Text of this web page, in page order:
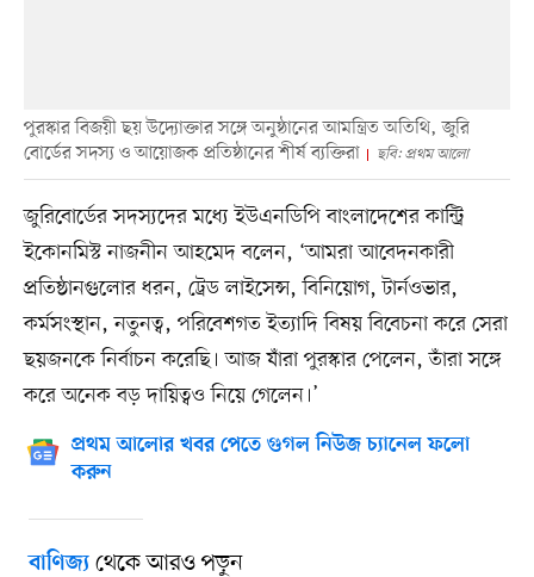
পুরস্কার বিজয়ী ছয় উদ্যোক্তার সঙ্গে অনুষ্ঠানের আমন্ত্রিত অতিথি, জুরি
বোর্ডের সদস্য ও আয়োজক প্রতিষ্ঠানের শীর্ষ ব্যক্তিরা
ছবি: প্রথম আলো
জুরিবোর্ডের সদস্যদের মধ্যে ইউএনডিপি বাংলাদেশের কান্ট্রি
ইকোনমিস্ট নাজনীন আহমেদ বলেন, ‘আমরা আবেদনকারী
প্রতিষ্ঠানগুলোর ধরন, ট্রেড লাইসেন্স, বিনিয়োগ, টার্নওভার,
কর্মসংস্থান, নতুনত্ব, পরিবেশগত ইত্যাদি বিষয় বিবেচনা করে সেরা
ছয়জনকে নির্বাচন করেছি। আজ যাঁরা পুরস্কার পেলেন, তাঁরা সঙ্গে
করে অনেক বড় দায়িত্বও নিয়ে গেলেন।’
প্রথম আলোর খবর পেতে গুগল নিউজ চ্যানেল ফলো
করুন
বাণিজ্যথেকে আরও পড়ুন